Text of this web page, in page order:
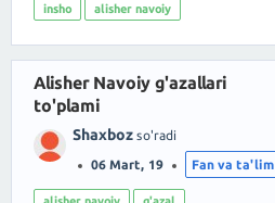
insho alisher navoiy
Alisher Navoiy g'azallari
to'plami
Shaxboz so'radi
06 Mart, 19 Fan va ta'lim